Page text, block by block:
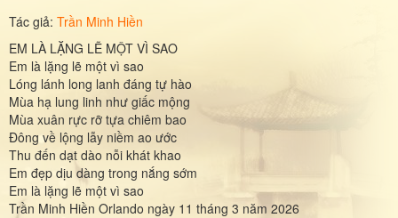
Tác giả: Trần Minh Hiền
EM LÀ LẶNG LẼ MỘT VÌ SAO
Em là lặng lẽ một vì sao
Lóng lánh long lanh đáng tự hào
Mùa hạ lung linh như giấc mộng
Mùa xuân rực rỡ tựa chiêm bao
Đông về lộng lẫy niềm ao ước
Thu đến dạt dào nỗi khát khao
Em đẹp dịu dàng trong nắng sớm
Em là lặng lẽ một vì sao
Trần Minh Hiền Orlando ngày 11 tháng 3 năm 2026